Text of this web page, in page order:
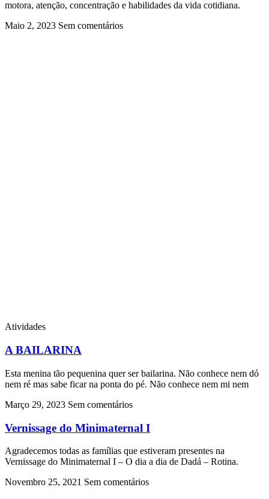
motora, atenção, concentração e habilidades da vida cotidiana.
Maio 2, 2023 Sem comentários
Atividades
A BAILARINA
Esta menina tão pequenina quer ser bailarina. Não conhece nem dó
nem ré mas sabe ficar na ponta do pé. Não conhece nem mi nem
Março 29, 2023 Sem comentários
Vernissage do Minimaternal I
Agradecemos todas as famílias que estiveram presentes na
Vernissage do Minimaternal I – O dia a dia de Dadá – Rotina.
Novembro 25, 2021 Sem comentários